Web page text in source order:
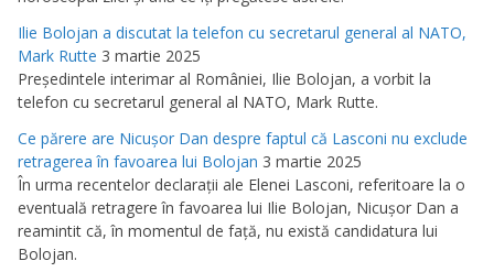
Ilie Bolojan a discutat la telefon cu secretarul general al NATO,
Mark Rutte 3 martie 2025
Preşedintele interimar al României, Ilie Bolojan, a vorbit la
telefon cu secretarul general al NATO, Mark Rutte.
Ce părere are Nicuşor Dan despre faptul că Lasconi nu exclude
retragerea în favoarea lui Bolojan 3 martie 2025
În urma recentelor declaraţii ale Elenei Lasconi, referitoare la o
eventuală retragere în favoarea lui Ilie Bolojan, Nicuşor Dan a
reamintit că, în momentul de faţă, nu există candidatura lui
Bolojan.